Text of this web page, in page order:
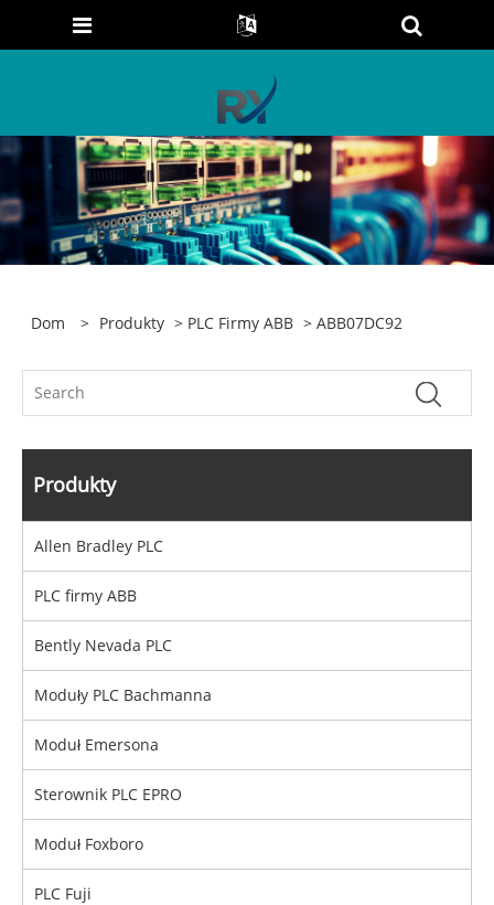
Dom > Produkty > PLC Firmy ABB > ABB07DC92
Produkty
Allen Bradley PLC
PLC firmy ABB
Bently Nevada PLC
Moduły PLC Bachmanna
Moduł Emersona
Sterownik PLC EPRO
Moduł Foxboro
PLC Fuji